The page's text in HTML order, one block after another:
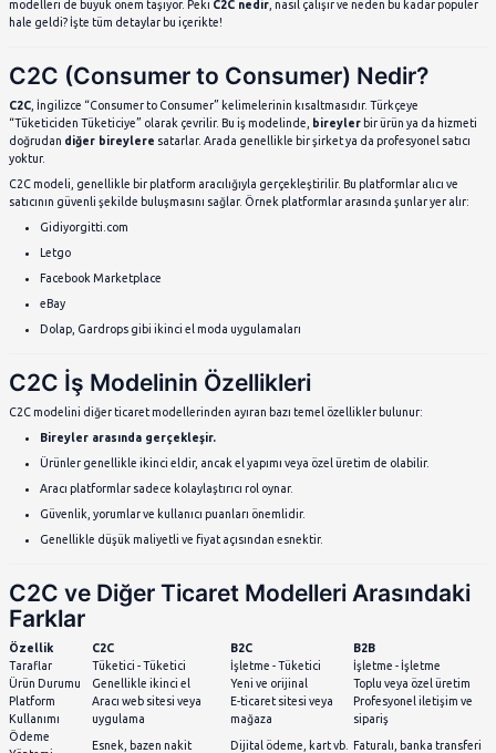
Dijital dönüşüm, ticaret anlayışımızı kökten değiştirdi.
işletmeden işletmeye (
modelleri de büyük önem taşıyor. Peki
hale geldi? İşte tüm detaylar bu içerikte!
C2C (Consumer to
, İngilizce “Consumer to Consumer” kelimelerinin
doğrudan
C2C modeli, genellikle bir platform aracılığıyla gerçekleştirilir.
satıcının güvenli şekilde buluşmasını sağlar. Örnek
Letgo
Facebook Marketplace
eBay
Dolap, Gardrops gibi ikinci el moda uygulamaları